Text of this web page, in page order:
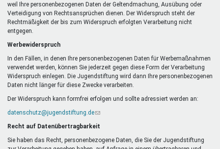
weil Ihre personenbezogenen Daten der Geltendmachung, Ausübung oder
Verteidigung von Rechtsansprüchen dienen. Der Widerspruch steht der
Rechtmäßigkeit der bis zum Widerspruch erfolgten Verarbeitung nicht
entgegen.
Werbewiderspruch
In den Fällen, in denen Ihre personenbezogenen Daten für Werbemaßnahmen
verwendet werden, können Sie jederzeit gegen diese Form der Verarbeitung
Widerspruch einlegen. Die Jugendstiftung wird dann Ihre personenbezogenen
Daten nicht länger für diese Zwecke verarbeiten.
Der Widerspruch kann formfrei erfolgen und sollte adressiert werden an:
datenschutz@jugendstiftung.de(Link
E-
Mail)
Recht auf Datenübertragbarkeit
Sie haben das Recht, personenbezogene Daten, die Sie der Jugendstiftung